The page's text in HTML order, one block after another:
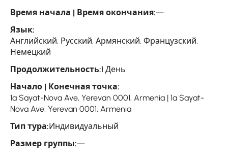
Время начала | Время окончания:—
Язык:
Английский, Русский, Армянский, Французский,
Немецкий
Продолжительность:1 День
Начало | Конечная точка:
1a Sayat-Nova Ave, Yerevan 0001, Armenia | 1a Sayat-
Nova Ave, Yerevan 0001, Armenia
Тип тура:Индивидуальный
Размер группы:—